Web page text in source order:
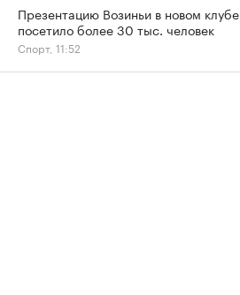
Презентацию Возиньи в новом клубе
посетило более 30 тыс. человек
Спорт, 11:52